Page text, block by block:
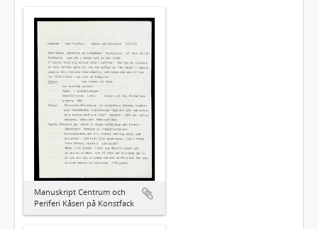
Manuskript Centrum och
Periferi Kåseri på Konstfack